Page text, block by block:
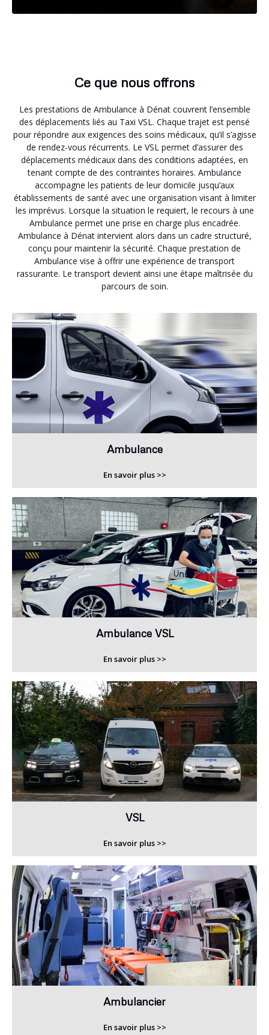
Ce que nous offrons
Les prestations de Ambulance à Dénat couvrent l’ensemble
des déplacements liés au Taxi VSL. Chaque trajet est pensé
pour répondre aux exigences des soins médicaux, qu’il s’agisse
de rendez-vous récurrents. Le VSL permet d’assurer des
déplacements médicaux dans des conditions adaptées, en
tenant compte de des contraintes horaires. Ambulance
accompagne les patients de leur domicile jusqu’aux
établissements de santé avec une organisation visant à limiter
les imprévus. Lorsque la situation le requiert, le recours à une
Ambulance permet une prise en charge plus encadrée.
Ambulance à Dénat intervient alors dans un cadre structuré,
conçu pour maintenir la sécurité. Chaque prestation de
Ambulance vise à offrir une expérience de transport
rassurante. Le transport devient ainsi une étape maîtrisée du
parcours de soin.
Ambulance
En savoir plus >>
Ambulance VSL
En savoir plus >>
VSL
En savoir plus >>
Ambulancier
En savoir plus >>